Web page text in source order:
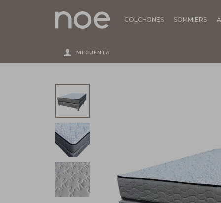
COLCHONES SOMMIERS